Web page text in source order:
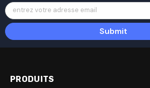
entrez votre adresse email
Submit
PRODUITS